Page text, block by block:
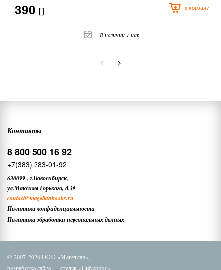
390 в корзину
В наличии 1 шт
Контакты
8 800 500 16 92
+7(383) 383-01-92
630099, г.Новосибирск,
ул.Максима Горького, д.39
contact@magellanbooks.ru
Политика конфиденциальности
Политика обработки персональных данных
© 2007-2026 ООО «Магеллан»,
разработка сайта — студия «Сибирикс»